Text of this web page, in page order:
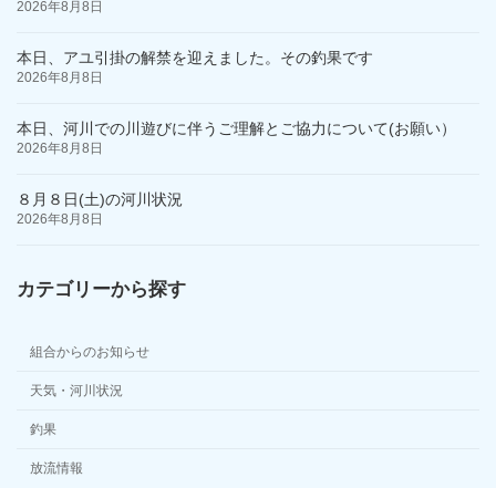
2026年8月8日
本日、アユ引掛の解禁を迎えました。その釣果です
2026年8月8日
本日、河川での川遊びに伴うご理解とご協力について(お願い）
2026年8月8日
８月８日(土)の河川状況
2026年8月8日
カテゴリーから探す
組合からのお知らせ
天気・河川状況
釣果
放流情報